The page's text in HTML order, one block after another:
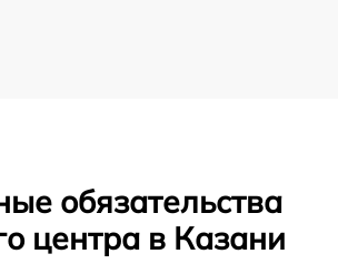
обязательства
центра в Казани